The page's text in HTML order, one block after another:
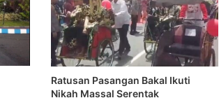
Ratusan Pasangan Bakal Ikuti
Nikah Massal Serentak